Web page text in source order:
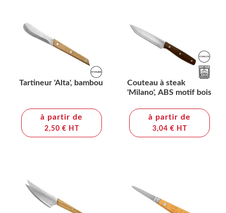
Tartineur 'Alta', bambou
à partir de
2,50 € HT
Couteau à steak
'Milano', ABS motif bois
à partir de
3,04 € HT